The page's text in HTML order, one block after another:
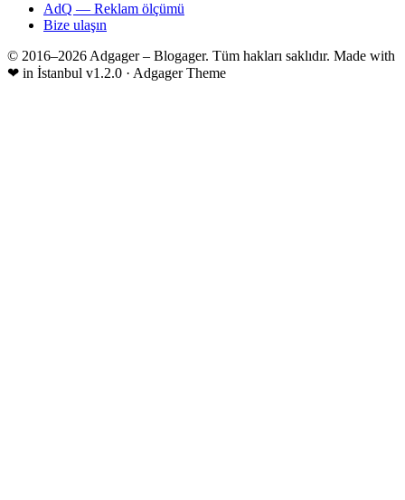
AdQ — Reklam ölçümü
Bize ulaşın
© 2016–2026 Adgager – Blogager. Tüm hakları saklıdır. Made with
❤ in İstanbul v1.2.0 · Adgager Theme